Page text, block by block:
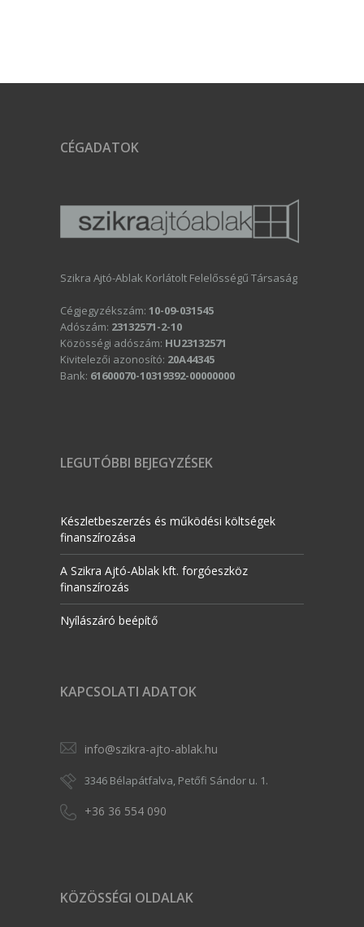
CÉGADATOK
Szikra Ajtó-Ablak Korlátolt Felelősségű Társaság
Cégjegyzékszám: 10-09-031545
Adószám: 23132571-2-10
Közösségi adószám: HU23132571
Kivitelezői azonosító: 20A44345
Bank: 61600070-10319392-00000000
LEGUTÓBBI BEJEGYZÉSEK
Készletbeszerzés és működési költségek
finanszírozása
A Szikra Ajtó-Ablak kft. forgóeszköz
finanszírozás
Nyílászáró beépítő
KAPCSOLATI ADATOK
info@szikra-ajto-ablak.hu
3346 Bélapátfalva, Petőfi Sándor u. 1.
+36 36 554 090
KÖZÖSSÉGI OLDALAK